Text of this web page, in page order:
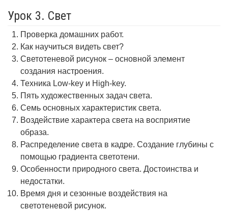
Урок 3. Свет
Проверка домашних работ.
Как научиться видеть свет?
Светотеневой рисунок – основной элемент
создания настроения.
Техника Low-key и High-key.
Пять художественных задач света.
Семь основных характеристик света.
Воздействие характера света на восприятие
образа.
Распределение света в кадре. Создание глубины с
помощью градиента светотени.
Особенности природного света. Достоинства и
недостатки.
Время дня и сезонные воздействия на
светотеневой рисунок.